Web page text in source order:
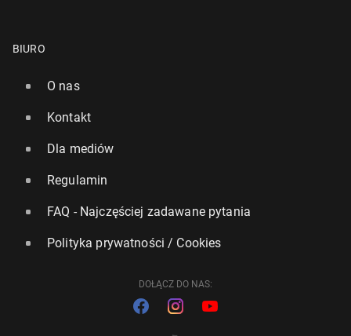
BIURO
O nas
Kontakt
Dla mediów
Regulamin
FAQ - Najczęściej zadawane pytania
Polityka prywatności / Cookies
DOŁĄCZ DO NAS: